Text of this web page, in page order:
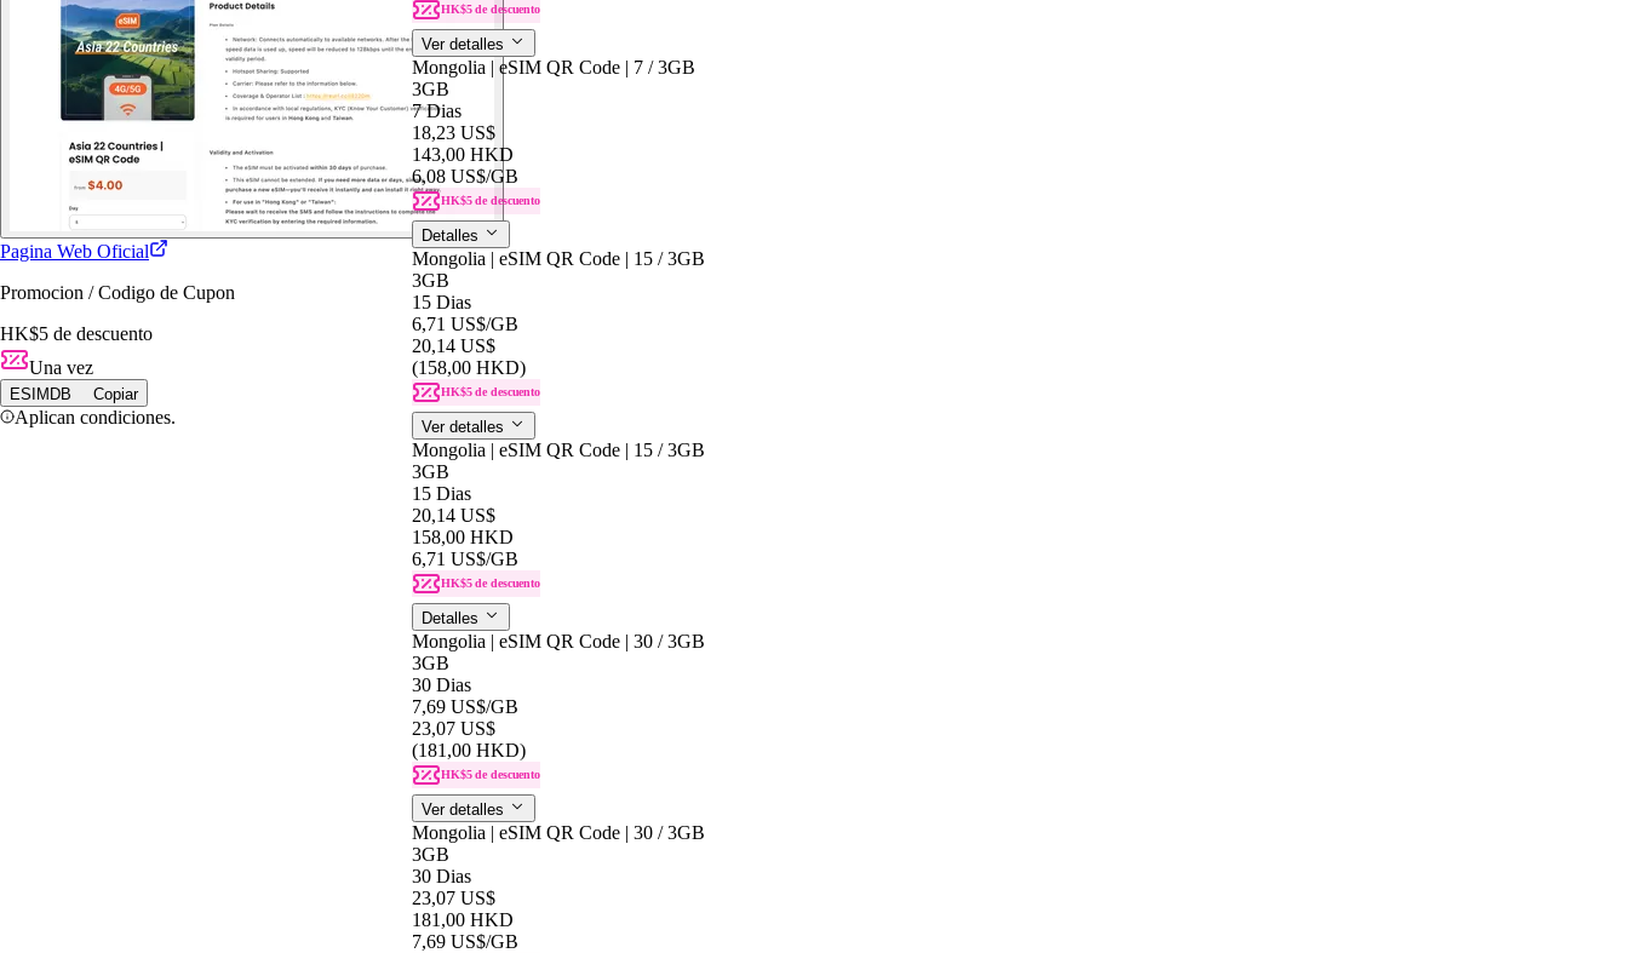
Pagina Web Oficial
Promocion / Codigo de Cupon
HK$5 de descuento
Una vez
ESIMDB Copiar
Aplican condiciones.
HK$5 de descuento
Ver detalles
Mongolia | eSIM QR Code | 7 / 3GB
3GB
7 Dias
18,23 US$
143,00 HKD
6,08 US$/GB
HK$5 de descuento
Detalles
Mongolia | eSIM QR Code | 15 / 3GB
3GB
15 Dias
6,71 US$/GB
20,14 US$
(158,00 HKD)
HK$5 de descuento
Ver detalles
Mongolia | eSIM QR Code | 15 / 3GB
3GB
15 Dias
20,14 US$
158,00 HKD
6,71 US$/GB
HK$5 de descuento
Detalles
Mongolia | eSIM QR Code | 30 / 3GB
3GB
30 Dias
7,69 US$/GB
23,07 US$
(181,00 HKD)
HK$5 de descuento
Ver detalles
Mongolia | eSIM QR Code | 30 / 3GB
3GB
30 Dias
23,07 US$
181,00 HKD
7,69 US$/GB